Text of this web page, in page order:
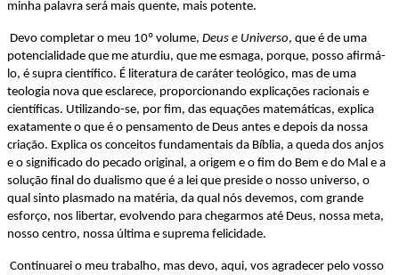
minha palavra será mais quente, mais potente.
Devo completar o meu 10º volume, Deus e Universo, que é de uma
potencialidade que me aturdiu, que me esmaga, porque, posso afirmá-
lo, é supra científico. É literatura de caráter teológico, mas de uma
teologia nova que esclarece, proporcionando explicações racionais e
científicas. Utilizando-se, por fim, das equações matemáticas, explica
exatamente o que é o pensamento de Deus antes e depois da nossa
criação. Explica os conceitos fundamentais da Bíblia, a queda dos anjos
e o significado do pecado original, a origem e o fim do Bem e do Mal e a
solução final do dualismo que é a lei que preside o nosso universo, o
qual sinto plasmado na matéria, da qual nós devemos, com grande
esforço, nos libertar, evolvendo para chegarmos até Deus, nossa meta,
nosso centro, nossa última e suprema felicidade.
Continuarei o meu trabalho, mas devo, aqui, vos agradecer pelo vosso